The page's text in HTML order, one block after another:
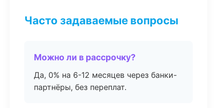
Часто задаваемые вопросы
Можно ли в рассрочку?
Да, 0% на 6-12 месяцев через банки-
партнёры, без переплат.